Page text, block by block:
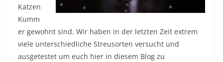
Katzen
Kumm
er gewohnt sind. Wir haben in der letzten Zeit extrem
viele unterschiedliche Streusorten versucht und
ausgetestet um euch hier in diesem Blog zu